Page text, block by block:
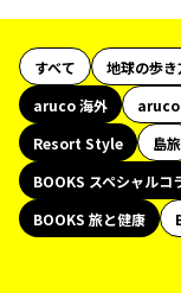
すべて 地球の歩
aruco 海外
aruco
Resort Style
島旅
BOOKS スペシャルコ
BOOKS 旅と健康